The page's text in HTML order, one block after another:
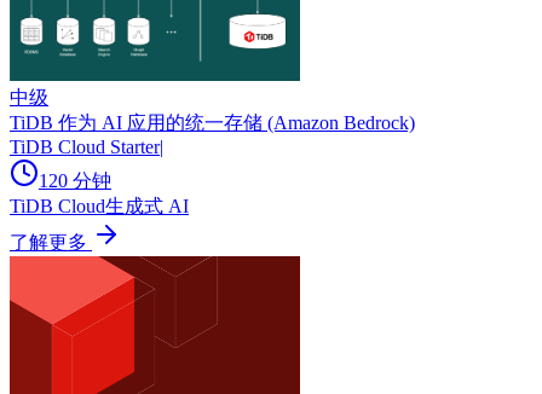
中级
TiDB 作为 AI 应用的统一存储 (Amazon Bedrock)
TiDB Cloud Starter|
120 分钟
TiDB Cloud生成式 AI
了解更多